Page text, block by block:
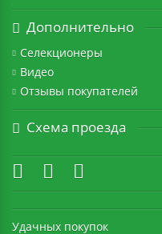
Дополнительно
Селекционеры
Видео
Отзывы покупателей
Схема проезда
Удачных покупок